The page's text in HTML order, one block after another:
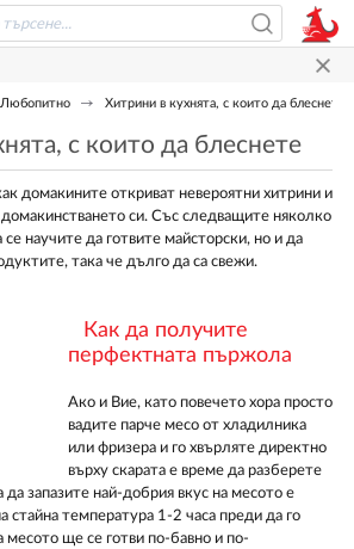
Любопитно Хитрини в кухнята, с които да блеснете
с които да блеснете
домакините откриват невероятни хитрини и
си. Със следващите няколко
научите да готвите майсторски, но и да
така че дълго да са свежи.
Как да получите
перфектната пържола
Ако и Вие, като повечето хора просто
вадите парче месо от хладилника
или фризера и го хвърляте директно
върху скарата е време да разберете
запазите най-добрия вкус на месото е
стайна температура 1-2 часа преди да го
месото ще се готви по-бавно и по-